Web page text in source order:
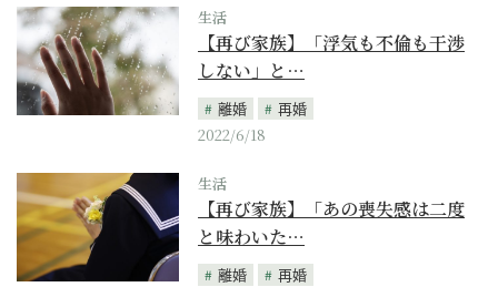
生活
【再び家族】「浮気も不倫も干渉
しない」と…
離婚
再婚
2022/6/18
生活
【再び家族】「あの喪失感は二度
と味わいた…
離婚
再婚